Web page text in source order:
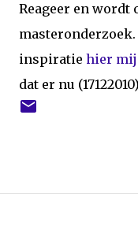
Reageer en
inspiratie hier
dat er nu